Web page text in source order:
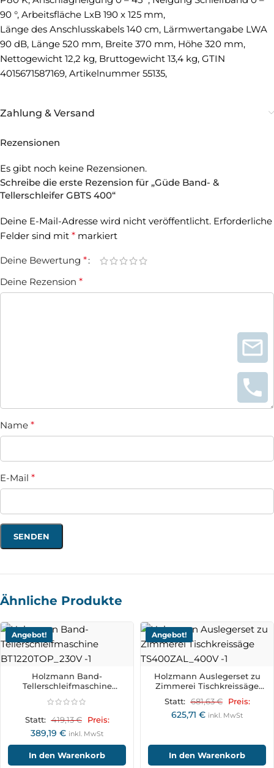
90 °, Arbeitsfläche LxB 190 x 125 mm,
Länge des Anschlusskabels 140 cm, Lärmwertangabe LWA
90 dB, Länge 520 mm, Breite 370 mm, Höhe 320 mm,
Nettogewicht 12,2 kg, Bruttogewicht 13,4 kg, GTIN
4015671587169, Artikelnummer 55135,
Zahlung & Versand
Rezensionen
Es gibt noch keine Rezensionen.
Schreibe die erste Rezension für „Güde Band- &
Tellerschleifer GBTS 400“
Deine E-Mail-Adresse wird nicht veröffentlicht. Erforderliche
Felder sind mit * markiert
Deine Bewertung *
Deine Rezension *
Name *
E-Mail *
Ähnliche Produkte
Angebot!
Holzmann Band-
Tellerschleifmaschine
Statt: 419,13€ Preis:
389,19 € inkl. MwSt
In den Warenkorb
Angebot!
Holzmann Auslegerset zu
Zimmerei Tischkreissäge
Statt: 681,63€ Preis:
625,71 € inkl. MwSt
In den Warenkorb